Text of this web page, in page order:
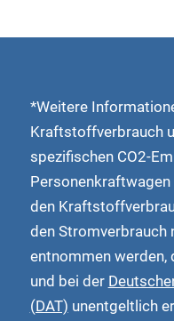
*Weitere
Kraftstoffverbrauch
spezifischen CO2-
Personenkraftwagen
den
den Stromverbrauch
entnommen werden,
und bei der
(DAT) unentgeltlich